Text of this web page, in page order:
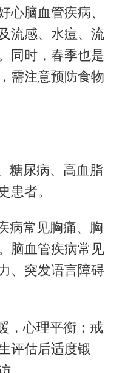
心脑血管疾病、
流感、水痘、流
同时，春季也是
需注意预防食物
尿病、高血脂
患者。
常见胸痛、胸
脑血管疾病常见
、突发语言障碍
心理平衡；戒
评估后适度锻